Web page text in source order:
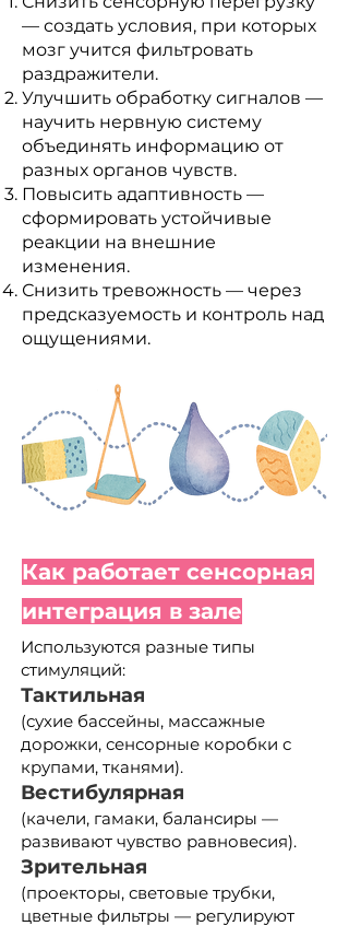
— создать условия, при которых
мозг учится фильтровать
раздражители.
Улучшить обработку сигналов —
научить нервную систему
объединять информацию от
разных органов чувств.
Повысить адаптивность —
сформировать устойчивые
реакции на внешние
изменения.
Снизить тревожность — через
предсказуемость и контроль над
ощущениями.
Как работает сенсорная
интеграция в зале
Используются разные типы
стимуляций:
Тактильная
(сухие бассейны, массажные
дорожки, сенсорные коробки с
крупами, тканями).
Вестибулярная
(качели, гамаки, балансиры —
развивают чувство равновесия).
Зрительная
(проекторы, световые трубки,
цветные фильтры — регулируют